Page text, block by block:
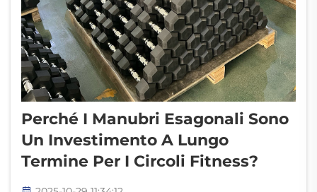
Perché I Manubri Esagonali Sono
Un Investimento A Lungo
Termine Per I Circoli Fitness?